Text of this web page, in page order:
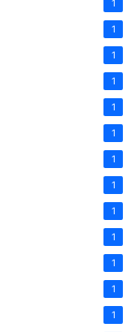
1
1
1
1
1
1
1
1
1
1
1
1
1